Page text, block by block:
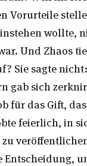
Vorurteile
wollte,
Und Zhaos
Sie sagte
gab sich
für das Gift,
feierlich, in
Entscheidung,